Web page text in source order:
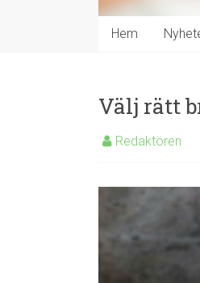
Hem
Välj rätt
Redaktören